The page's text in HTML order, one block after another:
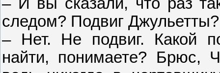
– И вы сказали, что раз
следом? Подвиг Джульетты?
– Нет. Не подвиг. Какой
найти, понимаете? Брюс,